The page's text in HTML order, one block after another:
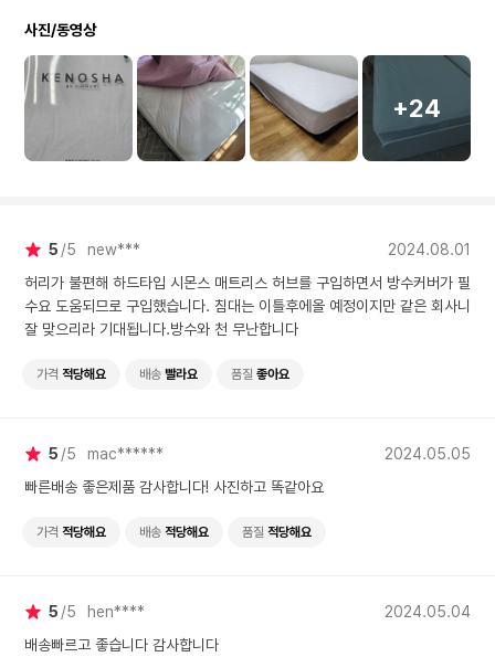
사진/동영상
+24
5 5 new***
2024.08.01
허리가 불편해 하드타입 시몬스 매트리스 허브를 구입하면서 방수커버가 필
수요 도움되므로 구입했습니다. 침대는 이틀후에올 예정이지만 같은 회사니
잘 맞으리라 기대됩니다.방수와 천 무난합니다
가격 적당해요 배송 빨라요 품질 좋아요
5 5 mac******
2024.05.05
빠른배송 좋은제품 감사합니다! 사진하고 똑같아요
가격 적당해요 배송 적당해요 품질 적당해요
5 5 hen****
2024.05.04
배송빠르고 좋습니다 감사합니다